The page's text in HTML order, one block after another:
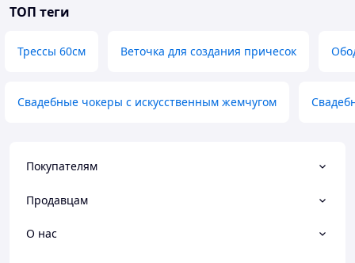
ТОП теги
Трессы 60см Веточка для создания причесок
Свадебные чокеры с искусственным жемчугом
Покупателям
Продавцам
О нас